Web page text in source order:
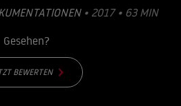
• 2017 • 63 MIN
Gesehen?
BEWERTEN